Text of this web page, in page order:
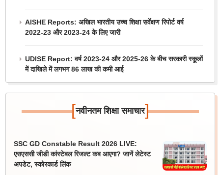
AISHE Reports: अखिल भारतीय उच्च शिक्षा सर्वेक्षण रिपोर्ट वर्ष
2022-23 और 2023-24 के लिए जारी
UDISE Report: वर्ष 2023-24 और 2025-26 के बीच सरकारी स्कूलों
में दाखिले में लगभग 86 लाख की कमी आई
[नवीनतम शिक्षा समाचार]
SSC GD Constable Result 2026 LIVE:
एसएससी जीडी कांस्टेबल रिजल्ट कब आएगा? जानें लेटेस्ट
अपडेट, स्कोरकार्ड लिंक